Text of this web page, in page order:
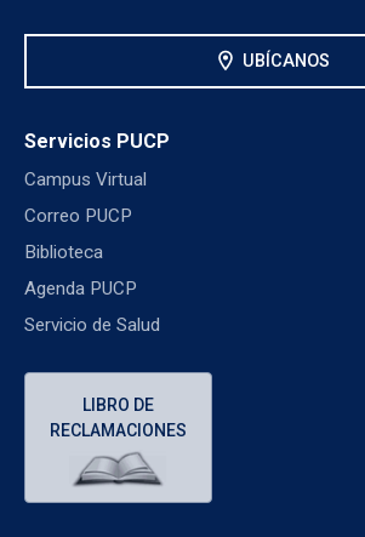
location_on UBÍCANOS
Servicios PUCP
Campus Virtual
Correo PUCP
Biblioteca
Agenda PUCP
Servicio de Salud
LIBRO DE
RECLAMACIONES